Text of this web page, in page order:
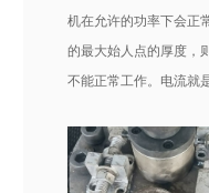
机在允许的功率下会正
的最大始人点的厚度，
不能正常工作。电流就